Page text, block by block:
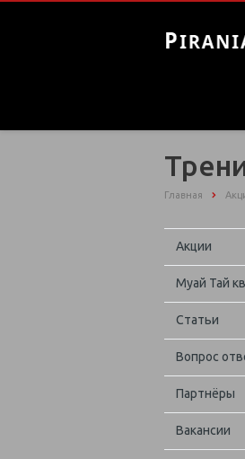
Главная
Акции
Муай Тай
Статьи
Вопрос
Партнёры
Вакансии